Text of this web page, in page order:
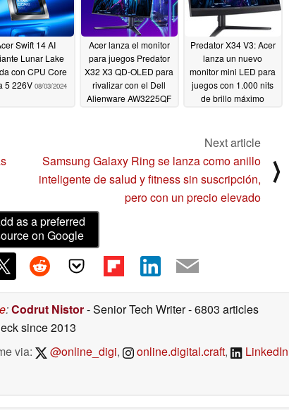
Swift 14 AI
Lunar Lake
con CPU Core
5 226V 08/03/2024
Acer lanza el monitor
para juegos Predator
X32 X3 QD-OLED para
rivalizar con el Dell
Alienware AW3225QF
Predator X34 V3: Acer
lanza un nuevo
monitor mini LED para
juegos con 1.000 nits
de brillo máximo
Next article
Samsung Galaxy Ring se lanza como anillo
inteligente de salud y fitness sin suscripción,
pero con un precio elevado
⟩
as a preferred
on Google
:Codrut Nistor- Senior Tech Writer- 6803 articles
since 2013
via:
@online_digi, online.digital.craft, LinkedIn